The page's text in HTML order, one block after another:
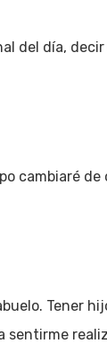
del día,
cambiaré de
Tener